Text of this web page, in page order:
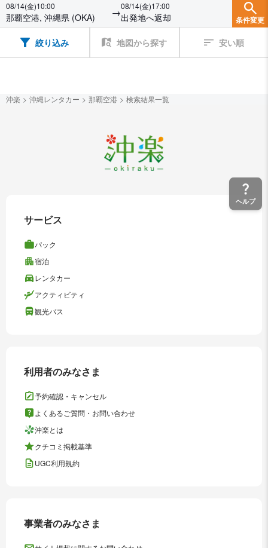
08/14(金)10:00
那覇空港, 沖縄県 (OKA) →08/14(金)17:00
出発地へ返却 条件変更
絞り込み 地図から探す 安い順
ヘルプ
沖楽 沖縄レンタカー 那覇空港 検索結果一覧
サービス
パック
宿泊
レンタカー
アクティビティ
観光バス
利用者のみなさま
予約確認・キャンセル
よくあるご質問・お問い合わせ
沖楽とは
クチコミ掲載基準
UGC利用規約
事業者のみなさま